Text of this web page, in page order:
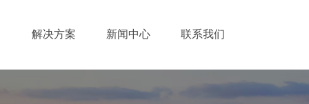
解决方案 新闻中心 联系我们